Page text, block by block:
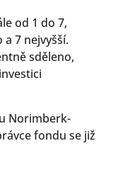
od 1 do 7,
7 nejvyšší.
sděleno,
Norimberk-
fondu se již